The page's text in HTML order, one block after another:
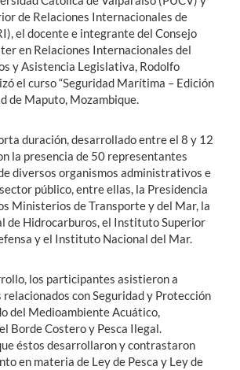
de Relaciones Internacionales de
el docente e integrante del Consejo
en Relaciones Internacionales del
y Asistencia Legislativa, Rodolfo
el curso “Seguridad Marítima – Edición
de Maputo, Mozambique.
duración, desarrollado entre el 8 y 12
la presencia de 50 representantes
diversos organismos administrativos e
público, entre ellas, la Presidencia
Ministerios de Transporte y del Mar, la
de Hidrocarburos, el Instituto Superior
y el Instituto Nacional del Mar.
los participantes asistieron a
con Seguridad y Protección
del Medioambiente Acuático,
Borde Costero y Pesca Ilegal.
éstos desarrollaron y contrastaron
en materia de Ley de Pesca y Ley de